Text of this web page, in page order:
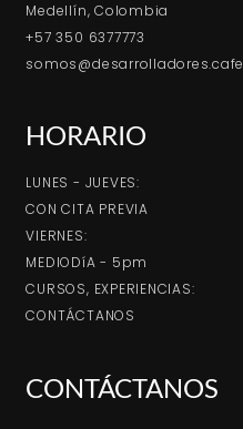
Medellín, Colombia
+57 350 6377773
somos@desarrolladores.cafe
HORARIO
LUNES - JUEVES:
CON CITA PREVIA
VIERNES:
MEDIODíA - 5pm
CURSOS, EXPERIENCIAS:
CONTÁCTANOS
CONTÁCTANOS